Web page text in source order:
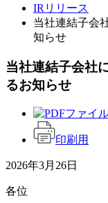
IRリリース
当社連結子会
知らせ
当社連結子会社
るお知らせ
印刷用
2026年3月26日
各位